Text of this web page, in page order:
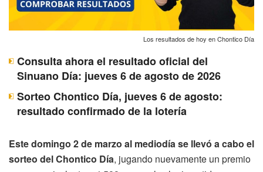
Los resultados de hoy en Chontico Día
Consulta ahora el resultado oficial del
Sinuano Día: jueves 6 de agosto de 2026
Sorteo Chontico Día, jueves 6 de agosto:
resultado confirmado de la lotería
Este domingo 2 de marzo al mediodía se llevó a cabo el
sorteo del Chontico Día, jugando nuevamente un premio